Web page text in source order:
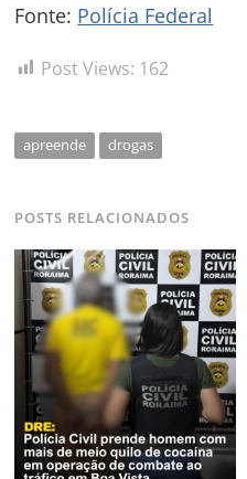
Fonte: Polícia Federal
Post Views: 162
apreende drogas
POSTS RELACIONADOS